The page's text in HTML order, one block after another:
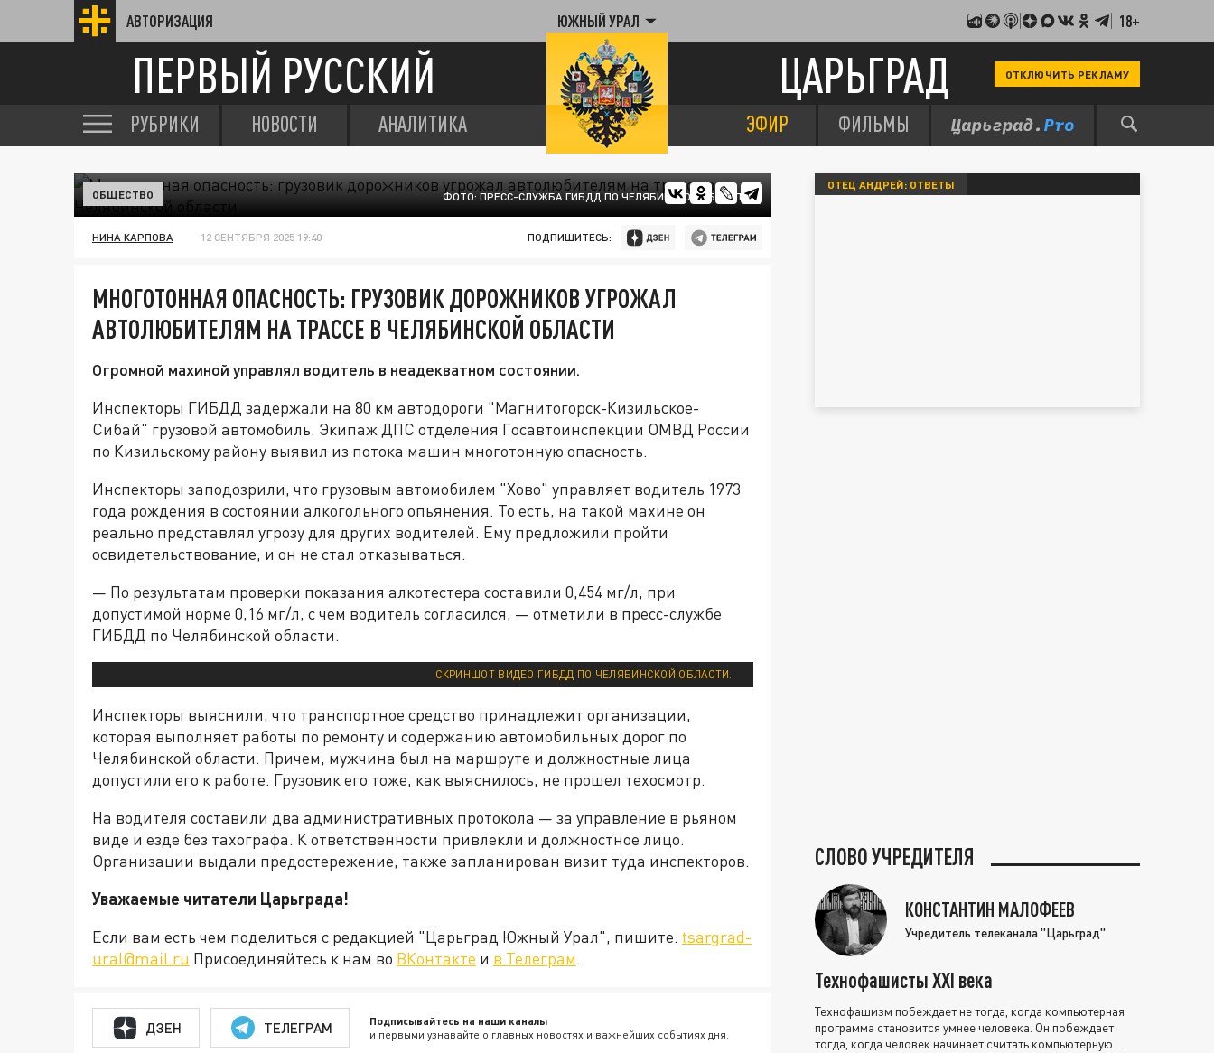
АВТОРИЗАЦИЯ ЮЖНЫЙ УРАЛ 18+
ПЕРВЫЙ РУССКИЙ ЦАРЬГРАД ОТКЛЮЧИТЬ РЕКЛАМУ
РУБРИКИ НОВОСТИ АНАЛИТИКА ЭФИР ФИЛЬМЫ
ФОТО: ПРЕСС-СЛУЖБА ГИБДД ПО ЧЕЛЯБИНСКОЙ ОБЛАСТИ.
ОБЩЕСТВО
НИНА КАРПОВА 12 СЕНТЯБРЯ 2025 19:40 ПОДПИШИТЕСЬ:
МНОГОТОННАЯ ОПАСНОСТЬ: ГРУЗОВИК ДОРОЖНИКОВ УГРОЖАЛ
АВТОЛЮБИТЕЛЯМ НА ТРАССЕ В ЧЕЛЯБИНСКОЙ ОБЛАСТИ
Огромной махиной управлял водитель в неадекватном состоянии.
Инспекторы ГИБДД задержали на 80 км автодороги "Магнитогорск-Кизильское-
Сибай" грузовой автомобиль. Экипаж ДПС отделения Госавтоинспекции ОМВД России
по Кизильскому району выявил из потока машин многотонную опасность.
Инспекторы заподозрили, что грузовым автомобилем "Хово" управляет водитель 1973
года рождения в состоянии алкогольного опьянения. То есть, на такой махине он
реально представлял угрозу для других водителей. Ему предложили пройти
освидетельствование, и он не стал отказываться.
— По результатам проверки показания алкотестера составили 0,454 мг/л, при
допустимой норме 0,16 мг/л, с чем водитель согласился, — отметили в пресс-службе
ГИБДД по Челябинской области.
СКРИНШОТ ВИДЕО ГИБДД ПО ЧЕЛЯБИНСКОЙ ОБЛАСТИ.
Инспекторы выяснили, что транспортное средство принадлежит организации,
которая выполняет работы по ремонту и содержанию автомобильных дорог по
Челябинской области. Причем, мужчина был на маршруте и должностные лица
допустили его к работе. Грузовик его тоже, как выяснилось, не прошел техосмотр.
На водителя составили два административных протокола — за управление в рьяном
виде и езде без тахографа. К ответственности привлекли и должностное лицо.
Организации выдали предостережение, также запланирован визит туда инспекторов.
Уважаемые читатели Царьграда!
Если вам есть чем поделиться с редакцией "Царьград Южный Урал", пишите: tsargrad-
ural@mail.ru Присоединяйтесь к нам во ВКонтакте и в Телеграм.
ДЗЕН ТЕЛЕГРАМ Подписывайтесь на наши каналы
и первыми узнавайте о главных новостях и важнейших событиях дня.
ОТЕЦ АНДРЕЙ: ОТВЕТЫ
СЛОВО УЧРЕДИТЕЛЯ
КОНСТАНТИН МАЛОФЕЕВ
Учредитель телеканала "Царьград"
Технофашисты XXI века
Технофашизм побеждает не тогда, когда компьютерная
программа становится умнее человека. Он побеждает
тогда, когда человек начинает считать компьютерную